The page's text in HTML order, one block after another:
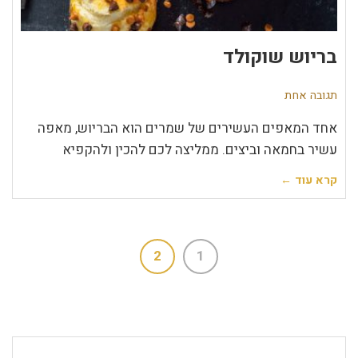
בריוש שוקולד
תגובה אחת
אחד המאפים העשירים של שמרים הוא הבריוש, מאפה
עשיר בחמאה וביצים. ממליצה לכם להכין ולהקפיא
קרא עוד ←
1
2